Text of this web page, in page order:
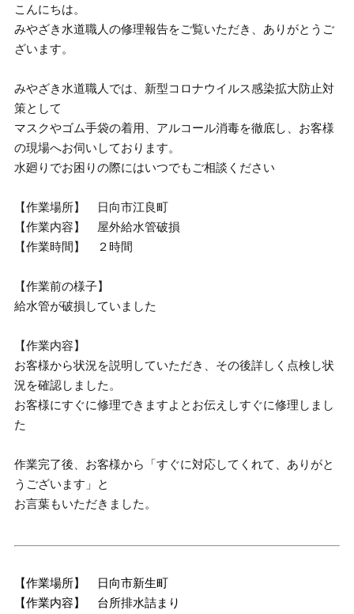
こんにちは。
みやざき水道職人の修理報告をご覧いただき、ありがとうご
ざいます。
みやざき水道職人では、新型コロナウイルス感染拡大防止対
策として
マスクやゴム手袋の着用、アルコール消毒を徹底し、お客様
の現場へお伺いしております。
水廻りでお困りの際にはいつでもご相談ください
【作業場所】 日向市江良町
【作業内容】 屋外給水管破損
【作業時間】 ２時間
【作業前の様子】
給水管が破損していました
【作業内容】
お客様から状況を説明していただき、その後詳しく点検し状
況を確認しました。
お客様にすぐに修理できますよとお伝えしすぐに修理しまし
た
作業完了後、お客様から「すぐに対応してくれて、ありがと
うございます」と
お言葉もいただきました。
【作業場所】 日向市新生町
【作業内容】 台所排水詰まり